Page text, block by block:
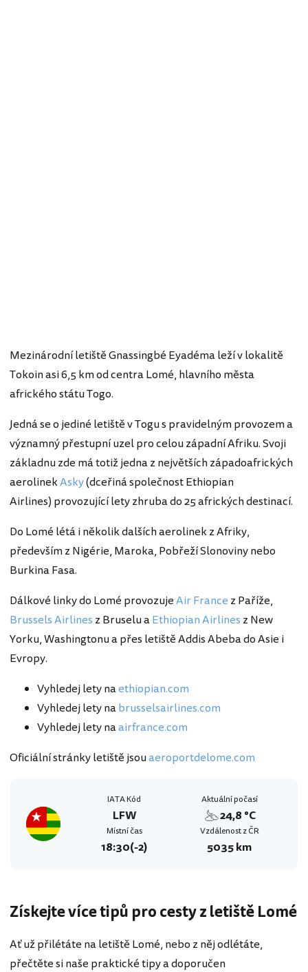
Mezinárodní letiště Gnassingbé Eyadéma leží v lokalitě
Tokoin asi 6,5 km od centra Lomé, hlavního města
afrického státu Togo.
Jedná se o jediné letiště v Togu s pravidelným provozem a
významný přestupní uzel pro celou západní Afriku. Svoji
základnu zde má totiž jedna z největších západoafrických
aerolinekAsky(dceřiná společnost Ethiopian
Airlines) provozující lety zhruba do 25 afrických destinací.
Do Lomé létá i několik dalších aerolinek z Afriky,
především z Nigérie, Maroka, Pobřeží Slonoviny nebo
Burkina Fasa.
Dálkové linky do Lomé provozujeAir France z Paříže,
Brussels Airlines z Bruselu aEthiopian Airlines z New
Yorku, Washingtonu a přes letiště Addis Abeba do Asie i
Evropy.
Vyhledej lety naethiopian.com
Vyhledej lety nabrusselsairlines.com
Vyhledej lety naairfrance.com
Oficiální stránky letiště jsouaeroportdelome.com
IATA Kód
LFW
Aktuální počasí
24,8 °C
Místní čas
18:30(-2)
Vzdálenost z ČR
5035 km
Získejte více tipů pro cesty z letiště Lomé
Ať už přilétáte na letiště Lomé, nebo z něj odlétáte,
přečtěte si naše praktické tipy a doporučen